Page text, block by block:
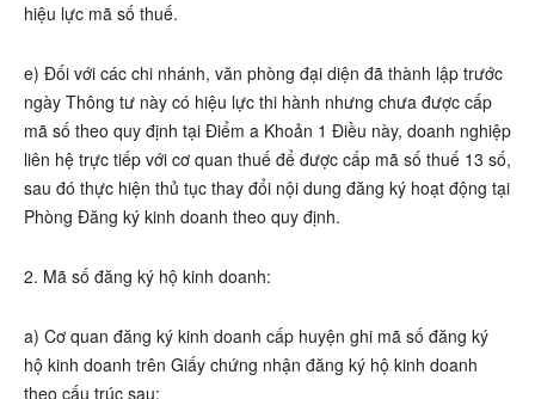
hiệu lực mã số thuế.
e) Đối với các chi nhánh, văn phòng đại diện đã thành lập trước
ngày Thông tư này có hiệu lực thi hành nhưng chưa được cấp
mã số theo quy định tại Điểm a Khoản 1 Điều này, doanh nghiệp
liên hệ trực tiếp với cơ quan thuế để được cấp mã số thuế 13 số,
sau đó thực hiện thủ tục thay đổi nội dung đăng ký hoạt động tại
Phòng Đăng ký kinh doanh theo quy định.
2. Mã số đăng ký hộ kinh doanh:
a) Cơ quan đăng ký kinh doanh cấp huyện ghi mã số đăng ký
hộ kinh doanh trên Giấy chứng nhận đăng ký hộ kinh doanh
theo cấu trúc sau: